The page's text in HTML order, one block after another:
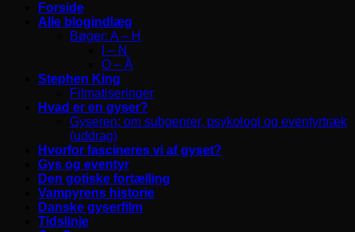
Forside
Alle blogindlæg
Bøger: A – H
I – N
O – Å
Stephen King
Filmatiseringer
Hvad er en gyser?
Gyseren: om subgenrer, psykologi og eventyrtræk
(uddrag)
Hvorfor fascineres vi af gyset?
Gys og eventyr
Den gotiske fortælling
Vampyrens historie
Danske gyserfilm
Tidslinje